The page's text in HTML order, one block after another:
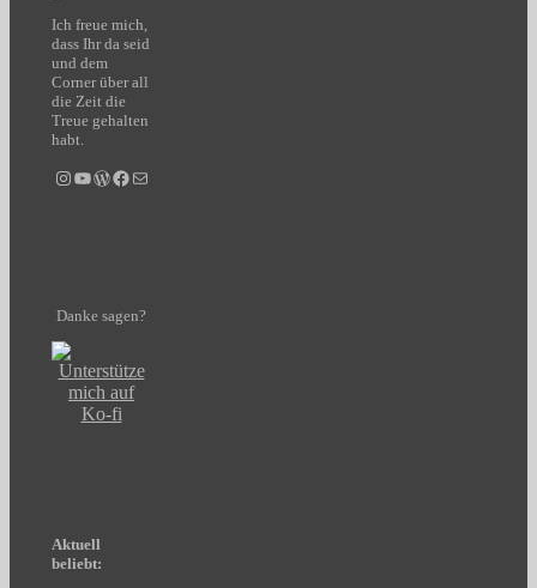
Ich freue mich,
dass Ihr da seid
und dem
Corner über all
die Zeit die
Treue gehalten
habt.
Instagram
YouTube
WordPress
Facebook
E-Mail
Danke sagen?
Aktuell
beliebt: